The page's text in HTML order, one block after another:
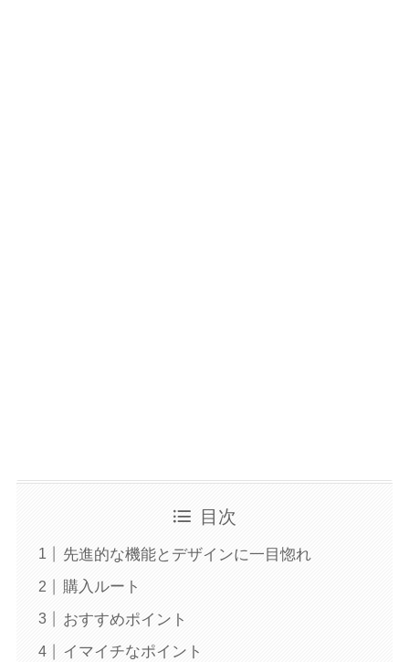
目次
先進的な機能とデザインに一目惚れ
購入ルート
おすすめポイント
イマイチなポイント